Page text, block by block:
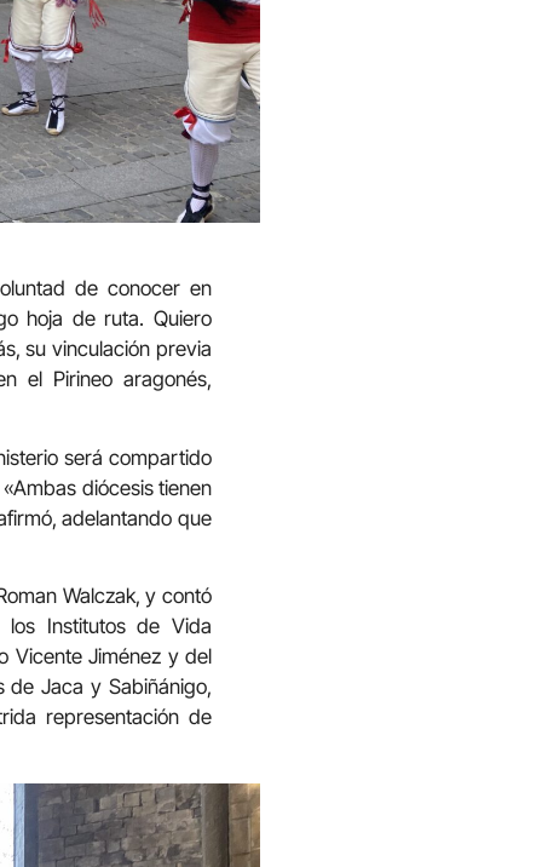
de conocer en
hoja de ruta. Quiero
su vinculación previa
el Pirineo aragonés,
será compartido
diócesis tienen
adelantando que
Walczak, y contó
Institutos de Vida
Vicente Jiménez y del
de Jaca y Sabiñánigo,
representación de